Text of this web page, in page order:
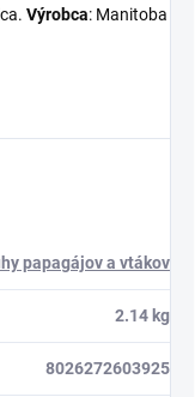
Výrobca: Manitoba
papagájov a vtákov
2.14 kg
8026272603925